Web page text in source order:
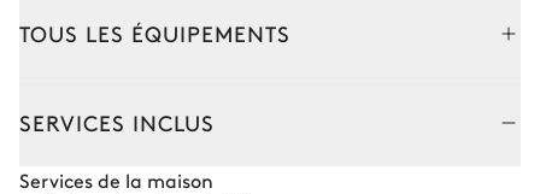
TOUS LES ÉQUIPEMENTS
SERVICES INCLUS
Services de la maison